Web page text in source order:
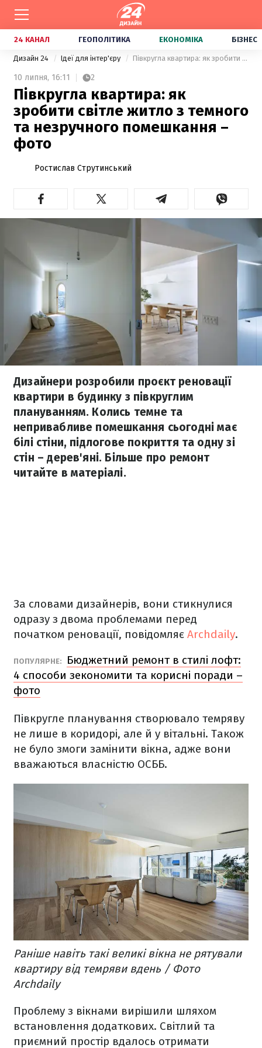
24 КАНАЛ ГЕОПОЛІТИКА ЕКОНОМІКА БІЗНЕС
Дизайн 24 Ідеї для інтер'єру Півкругла квартира: як зробити світле житло з темного та незручного помешкання – фото
10 липня, 16:11 2
Півкругла квартира: як
зробити світле житло з темного
та незручного помешкання –
фото
Ростислав Струтинський
Дизайнери розробили проєкт реновації
квартири в будинку з півкруглим
плануванням. Колись темне та
непривабливе помешкання сьогодні має
білі стіни, підлогове покриття та одну зі
стін – дерев'яні. Більше про ремонт
читайте в матеріалі.
За словами дизайнерів, вони стикнулися
одразу з двома проблемами перед
початком реновації, повідомляє Archdaily.
ПОПУЛЯРНЕ:
Бюджетний ремонт в стилі лофт:
4 способи зекономити та корисні поради –
фото
Півкругле планування створювало темряву
не лише в коридорі, але й у вітальні. Також
не було змоги замінити вікна, адже вони
вважаються власністю ОСББ.
Раніше навіть такі великі вікна не рятували
квартиру від темряви вдень / Фото
Archdaily
Проблему з вікнами вирішили шляхом
встановлення додаткових. Світлий та
приємний простір вдалось отримати